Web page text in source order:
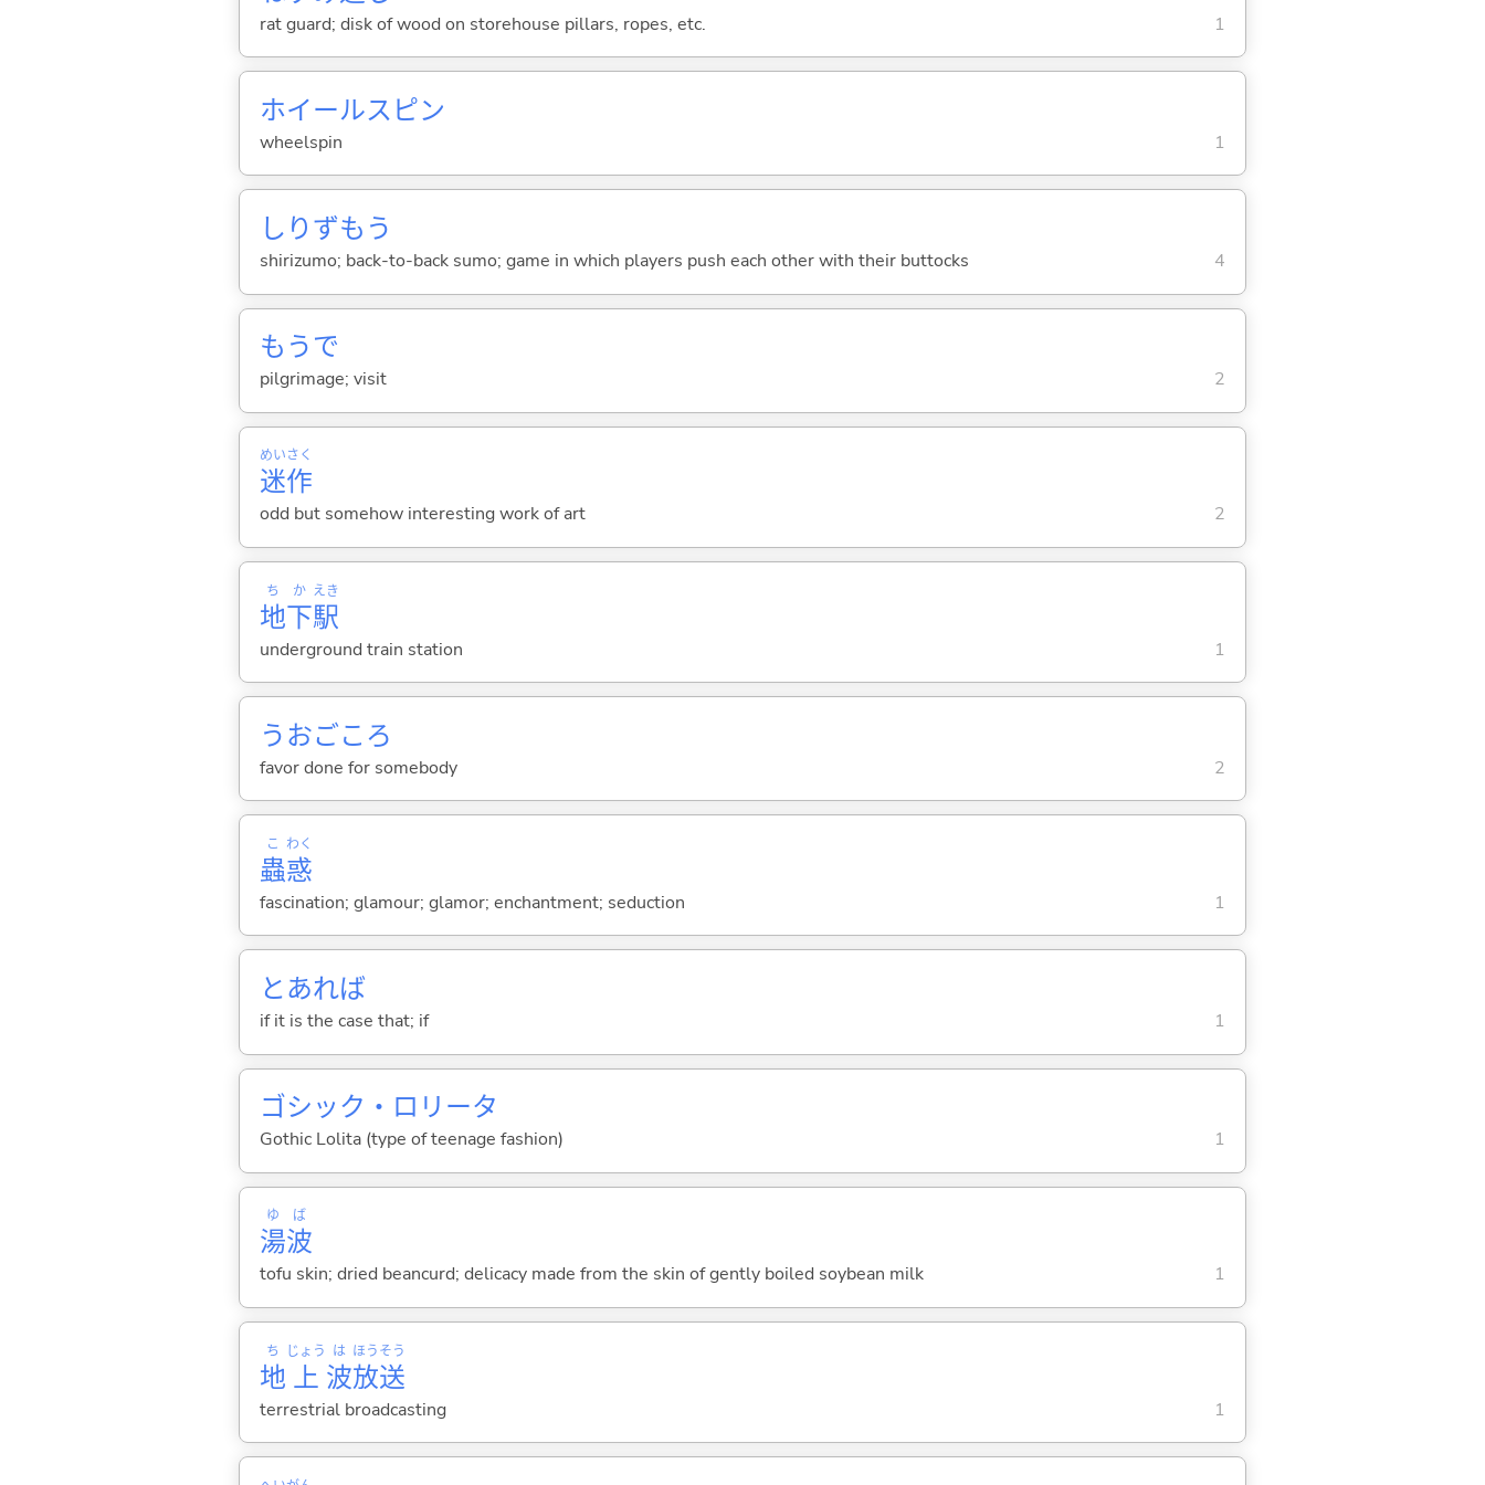
rat guard; disk of wood on storehouse pillars, ropes, etc. 1
ホイールスピン
wheelspin 1
しりずもう
shirizumo; back-to-back sumo; game in which players push each other with their buttocks 4
もうで
pilgrimage; visit 2
迷
めい
作
さく
odd but somehow interesting work of art 2
地
ち
下
か
駅
えき
underground train station 1
うおごころ
favor done for somebody 2
蟲
こ
惑
わく
fascination; glamour; glamor; enchantment; seduction 1
とあれば
if it is the case that; if 1
ゴシック・ロリータ
Gothic Lolita (type of teenage fashion) 1
湯
ゆ
波
ば
tofu skin; dried beancurd; delicacy made from the skin of gently boiled soybean milk 1
地
ち
上
じょう
波
は
放
ほう
送
そう
terrestrial broadcasting 1